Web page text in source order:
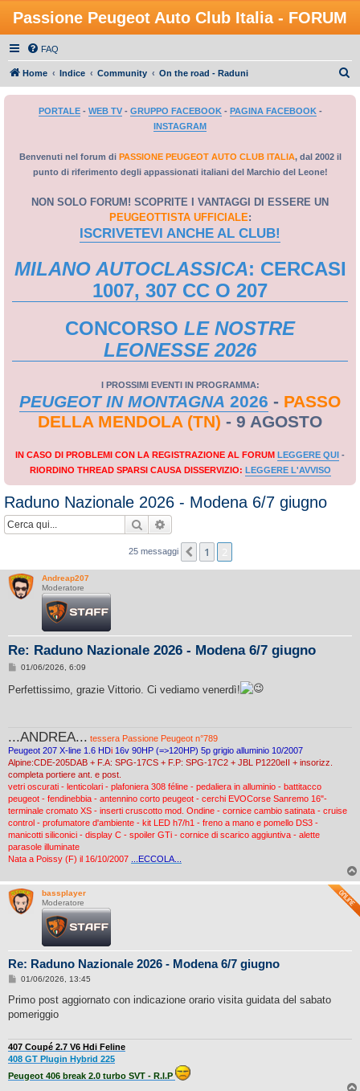
Passione Peugeot Auto Club Italia - FORUM
FAQ
Home Indice Community On the road - Raduni
PORTALE- WEB TV- GRUPPO FACEBOOK- PAGINA FACEBOOK-
INSTAGRAM
Benvenuti nel forum di PASSIONE PEUGEOT AUTO CLUB ITALIA, dal 2002 il
punto di riferimento degli appassionati italiani del Marchio del Leone!
NON SOLO FORUM! SCOPRITE I VANTAGGI DI ESSERE UN
PEUGEOTTISTA UFFICIALE:
ISCRIVETEVI ANCHE AL CLUB!
MILANO AUTOCLASSICA: CERCASI
1007, 307 CC O 207
CONCORSO LE NOSTRE
LEONESSE 2026
I PROSSIMI EVENTI IN PROGRAMMA:
PEUGEOT IN MONTAGNA 2026 - PASSO
DELLA MENDOLA (TN) - 9 AGOSTO
IN CASO DI PROBLEMI CON LA REGISTRAZIONE AL FORUM LEGGERE QUI -
RIORDINO THREAD SPARSI CAUSA DISSERVIZIO: LEGGERE L'AVVISO
Raduno Nazionale 2026 - Modena 6/7 giugno
Cerca
25 messaggi Precedente
1
Andreap207
Moderatore
Re: Raduno Nazionale 2026 - Modena 6/7 giugno
M
s
o
01/06/2026, 6:09
Perfettissimo, grazie Vittorio. Ci vediamo venerdì!
...ANDREA... tessera Passione Peugeot n°789
Peugeot 207 X-line 1.6 HDi 16v 90HP (=>120HP) 5p grigio alluminio 10/2007
Alpine:CDE-205DAB + F.A: SPG-17CS + F.P: SPG-17C2 + JBL P1220eII + insorizz.
completa portiere ant. e post.
vetri oscurati - lenticolari - plafoniera 308 féline - pedaliera in alluminio - battitacco
peugeot - fendinebbia - antennino corto peugeot - cerchi EVOCorse Sanremo 16"-
terminale cromato XS - inserti cruscotto mod. Ondine - cornice cambio satinata - cruise
control - profumatore d'ambiente - kit LED h7/h1 - freno a mano e pomello DS3 -
manicotti siliconici - display C - spoiler GTi - cornice di scarico aggiuntiva - alette
parasole illuminate
Nata a Poissy (F) il 16/10/2007
...ECCOLA...
bassplayer
Moderatore
Re: Raduno Nazionale 2026 - Modena 6/7 giugno
M
s
a
i
o
01/06/2026, 13:45
Primo post aggiornato con indicazione orario visita guidata del sabato
pomeriggio
407 Coupé 2.7 V6 Hdi Feline
408 GT Plugin Hybrid 225
Peugeot 406 break 2.0 turbo SVT - R.I.P